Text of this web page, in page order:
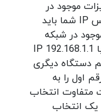
موجود در
شبکه باشد و البته عدد چهارم آدرس IP شما باید
در شبکه
باشد. برای مثال من یک کامپیوتر با IP 192.168.1.1
دستگاه دیگری
اول را به
متفاوت انتخاب
کنم. برای مثال ادرس 192.168.1.2 یک انتخاب